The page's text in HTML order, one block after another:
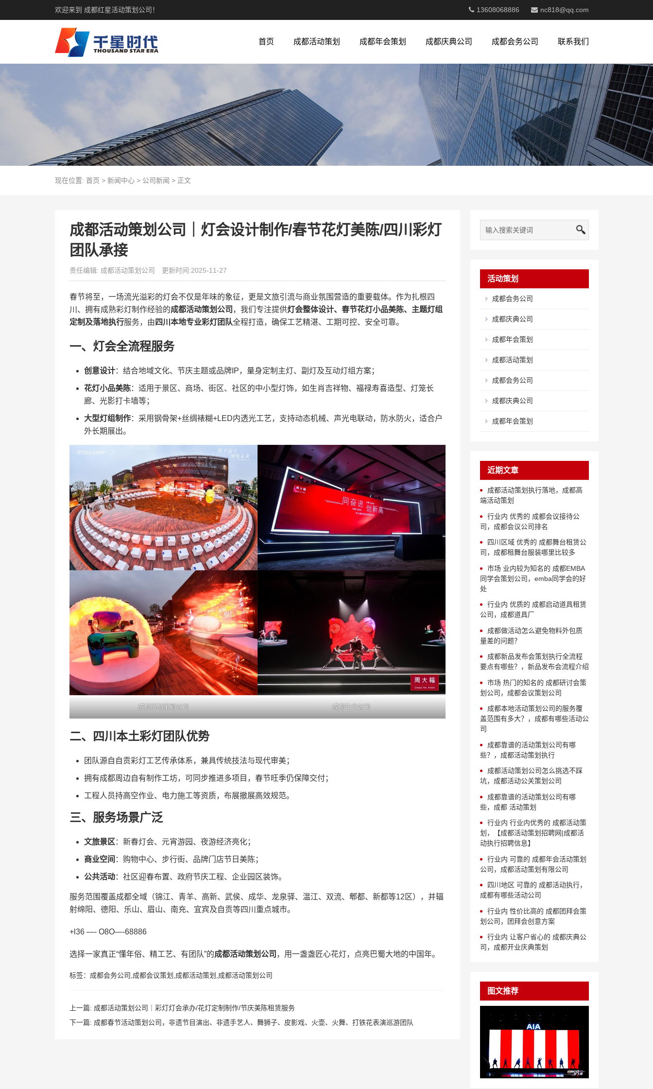
欢迎来到 成都红星活动策划公司！ 13608068886 nc818@qq.com
首页 成都活动策划 成都年会策划 成都庆典公司 成都会务公司 联系我们
现在位置: 首页 > 新闻中心> 公司新闻 > 正文
成都活动策划公司｜灯会设计制作/春节花灯美陈/四川彩灯
团队承接
责任编辑: 成都活动策划公司 更新时间:2025-11-27
春节将至，一场流光溢彩的灯会不仅是年味的象征，更是文旅引流与商业氛围营造的重要载体。作为扎根四
川、拥有成熟彩灯制作经验的成都活动策划公司 ，我们专注提供灯会整体设计、春节花灯小品美陈、主题灯组
定制及落地执行服务，由 四川本地专业彩灯团队全程打造，确保工艺精湛、工期可控、安全可靠。
一、灯会全流程服务
创意设计：结合地域文化、节庆主题或品牌IP，量身定制主灯、副灯及互动灯组方案；
花灯小品美陈：适用于景区、商场、街区、社区的中小型灯饰，如生肖吉祥物、福禄寿喜造型、灯笼长
廊、光影打卡墙等；
大型灯组制作：采用钢骨架+丝绸裱糊+LED内透光工艺，支持动态机械、声光电联动，防水防火，适合户
外长期展出。
成都活动策划公司 成都年会公司
二、四川本土彩灯团队优势
团队源自自贡彩灯工艺传承体系，兼具传统技法与现代审美；
拥有成都周边自有制作工坊，可同步推进多项目，春节旺季仍保障交付；
工程人员持高空作业、电力施工等资质，布展撤展高效规范。
三、服务场景广泛
文旅景区：新春灯会、元宵游园、夜游经济亮化；
商业空间 ：购物中心、步行街、品牌门店节日美陈；
公共活动：社区迎春布置、政府节庆工程、企业园区装饰。
服务范围覆盖成都全域（锦江、青羊、高新、武侯、成华、龙泉驿、温江、双流、郫都、新都等12区），并辐
射绵阳、德阳、乐山、眉山、南充、宜宾及自贡等四川重点城市。
+l36 —- O8O—-68886
选择一家真正“懂年俗、精工艺、有团队”的成都活动策划公司 ，用一盏盏匠心花灯，点亮巴蜀大地的中国年。
标签： 成都会务公司,成都会议策划 ,成都活动策划 ,成都活动策划公司
上一篇: 成都活动策划公司｜彩灯灯会承办/花灯定制制作/节庆美陈租赁服务
下一篇: 成都春节活动策划公司，非遗节目演出、非遗手艺人、舞狮子、皮影戏、火壶、火舞、打铁花表演巡游团队
活动策划
成都会务公司
成都庆典公司
成都年会策划
成都活动策划
成都会务公司
成都庆典公司
成都年会策划
近期文章
成都活动策划执行落地，成都高
端活动策划
行业内 优秀的 成都会议接待公
司，成都会议公司排名
四川区域 优秀的 成都舞台租赁公
司，成都租舞台服装哪里比较多
市场 业内较为知名的 成都EMBA
同学会策划公司，emba同学会的好
处
行业内 优质的 成都启动道具租赁
公司，成都道具厂
成都做活动怎么避免物料外包质
量差的问题？
成都新品发布会策划执行全流程
要点有哪些？，新品发布会流程介绍
市场 热门的知名的 成都研讨会策
划公司，成都会议策划公司
成都本地活动策划公司的服务覆
盖范围有多大？，成都有哪些活动公
司
成都靠谱的活动策划公司有哪
些？，成都活动策划执行
成都活动策划公司怎么挑选不踩
坑，成都活动公关策划公司
成都靠谱的活动策划公司有哪
些，成都 活动策划
行业内 行业内优秀的 成都活动策
划，【成都活动策划招聘网|成都活
动执行招聘信息】
行业内 可靠的 成都年会活动策划
公司，成都活动策划有限公司
四川地区 可靠的 成都活动执行，
成都有哪些活动公司
行业内 性价比高的 成都团拜会策
划公司，团拜会创意方案
行业内 让客户省心的 成都庆典公
司，成都开业庆典策划
图文推荐